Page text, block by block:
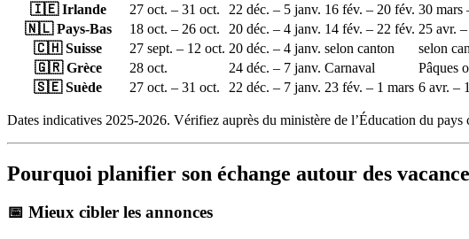
🇮🇪 Irlande
27 oct. – 31 oct. 22 déc. – 5 janv. 16 fév. – 20 fév. 30 mars
🇳🇱 Pays-Bas
18 oct. – 26 oct. 20 déc. – 4 janv. 14 fév. – 22 fév. 25 avr.
🇨🇭 Suisse
27 sept. – 12 oct. 20 déc. – 4 janv. selon canton selon
🇬🇷 Grèce
28 oct. 24 déc. – 7 janv. Carnaval Pâques
🇸🇪 Suède
27 oct. – 31 oct. 22 déc. – 7 janv. 23 fév. – 1 mars 6 avr. –
Dates indicatives 2025-2026. Vérifiez auprès du ministère de l’Éducation du
Pourquoi planifier son échange autour des
📅 Mieux cibler les annonces